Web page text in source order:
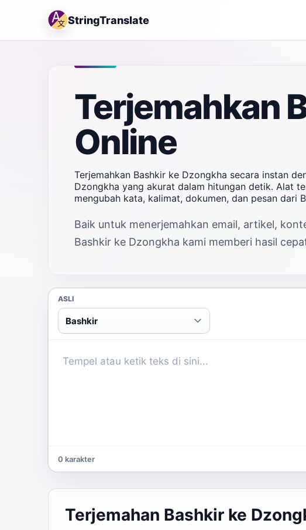
StringTranslate
Terjemahkan
Online
Terjemahkan Bashkir ke Dzongkha secara instan
Dzongkha yang akurat dalam hitungan detik. Alat
mengubah kata, kalimat, dokumen, dan pesan dari
Baik untuk menerjemahkan email, artikel,
Bashkir ke Dzongkha kami memberi hasil
ASLI
Bashkir
0 karakter
Terjemahan Bashkir ke